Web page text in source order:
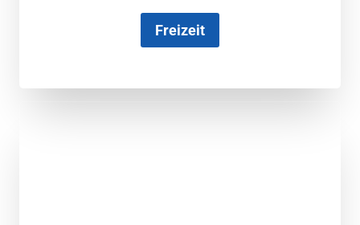
Freizeit